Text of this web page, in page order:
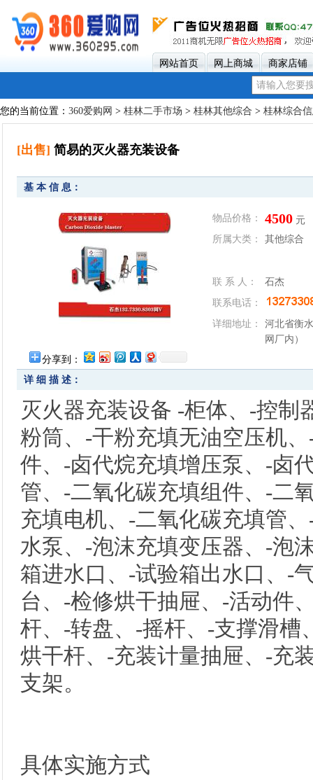
网站首页 网上商城 商家店铺
您的当前位置： 360爱购网 > 桂林二手市场 > 桂林其他综合 > 桂林综合
[出售] 简易的灭火器充装设备
基 本 信 息：
分享到：
物品价格： 4500元
所属大类：
其他综合
联 系 人：
石杰
联系电话：
详细地址：
河北省衡
网厂内）
详 细 描 述：
灭火器充装设备 -柜体、-控制
粉筒、-干粉充填无油空压机
件、-卤代烷充填增压泵、-卤
管、-二氧化碳充填组件、-二
充填电机、-二氧化碳充填管
水泵、-泡沫充填变压器、-泡
箱进水口、-试验箱出水口、-
台、-检修烘干抽屉、-活动件
杆、-转盘、-摇杆、-支撑滑槽
烘干杆、-充装计量抽屉、-充
支架。
具体实施方式